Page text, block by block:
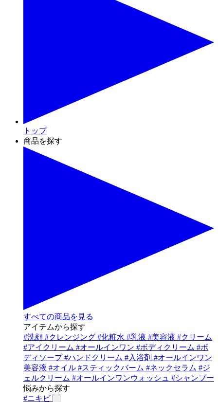
トップ
商品を探す
すべての商品を見る
アイテムから探す
#洗顔 #クレンジング #化粧水 #乳液 #美容液 #クリーム
#アイクリーム #オールインワン #ボディクリーム #ボ
ディソープ#ハンドクリーム #入浴剤 #オールインワン
美容液 #オイル #スティックバーム #ネックセラム #ジ
ェルクリーム #オールインワンウォッシュ #シャンプー
悩みから探す
#ニキビ